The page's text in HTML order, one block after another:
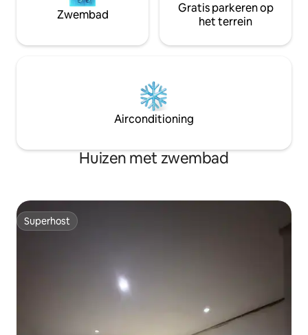
Zwembad
Gratis parkeren op
het terrein
Airconditioning
Huizen met zwembad
Superhost
Superhost